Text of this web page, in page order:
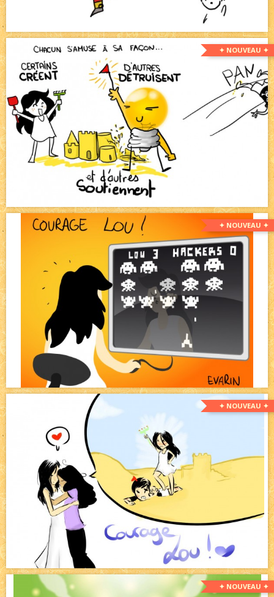
✦ NOUVEAU ✦
✦ NOUVEAU ✦
✦ NOUVEAU ✦
✦ NOUVEAU ✦